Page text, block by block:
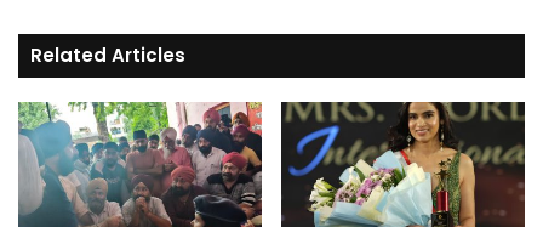
जलाकर
वीर
शहीदों
को
किया
याद।
Related Articles